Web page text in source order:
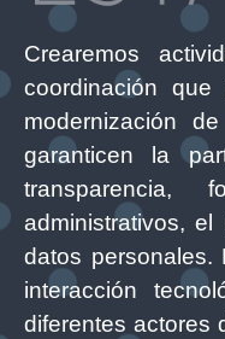
Crearemos
coordinación
modernización
garanticen la
transparencia,
administrativos,
datos personales.
interacción
diferentes actores